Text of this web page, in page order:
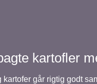
kartofler
kartofer går rigtig godt